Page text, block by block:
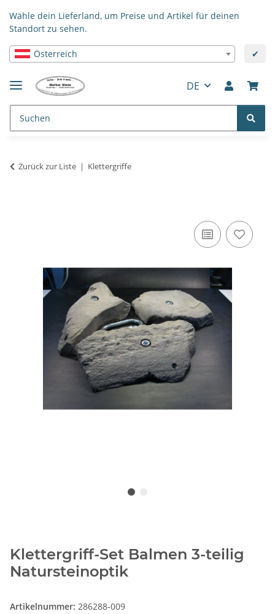
Wähle dein Lieferland, um Preise und Artikel für deinen
Standort zu sehen.
Österreich ✔
DE
Zurück zur Liste Klettergriffe
Klettergriff-Set Balmen 3-teilig
Natursteinoptik
Artikelnummer: 286288-009